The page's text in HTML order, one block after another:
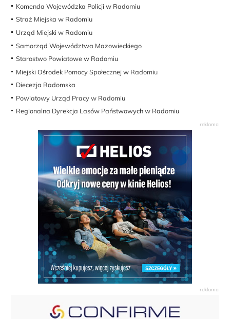
Komenda Wojewódzka Policji w Radomiu
Straż Miejska w Radomiu
Urząd Miejski w Radomiu
Samorząd Województwa Mazowieckiego
Starostwo Powiatowe w Radomiu
Miejski Ośrodek Pomocy Społecznej w Radomiu
Diecezja Radomska
Powiatowy Urząd Pracy w Radomiu
Regionalna Dyrekcja Lasów Państwowych w Radomiu